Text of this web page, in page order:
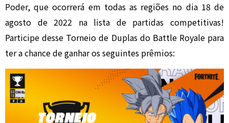
Poder, que ocorrerá em todas as regiões no dia 18 de
agosto de 2022 na lista de partidas competitivas!
Participe desse Torneio de Duplas do Battle Royale para
ter a chance de ganhar os seguintes prêmios: